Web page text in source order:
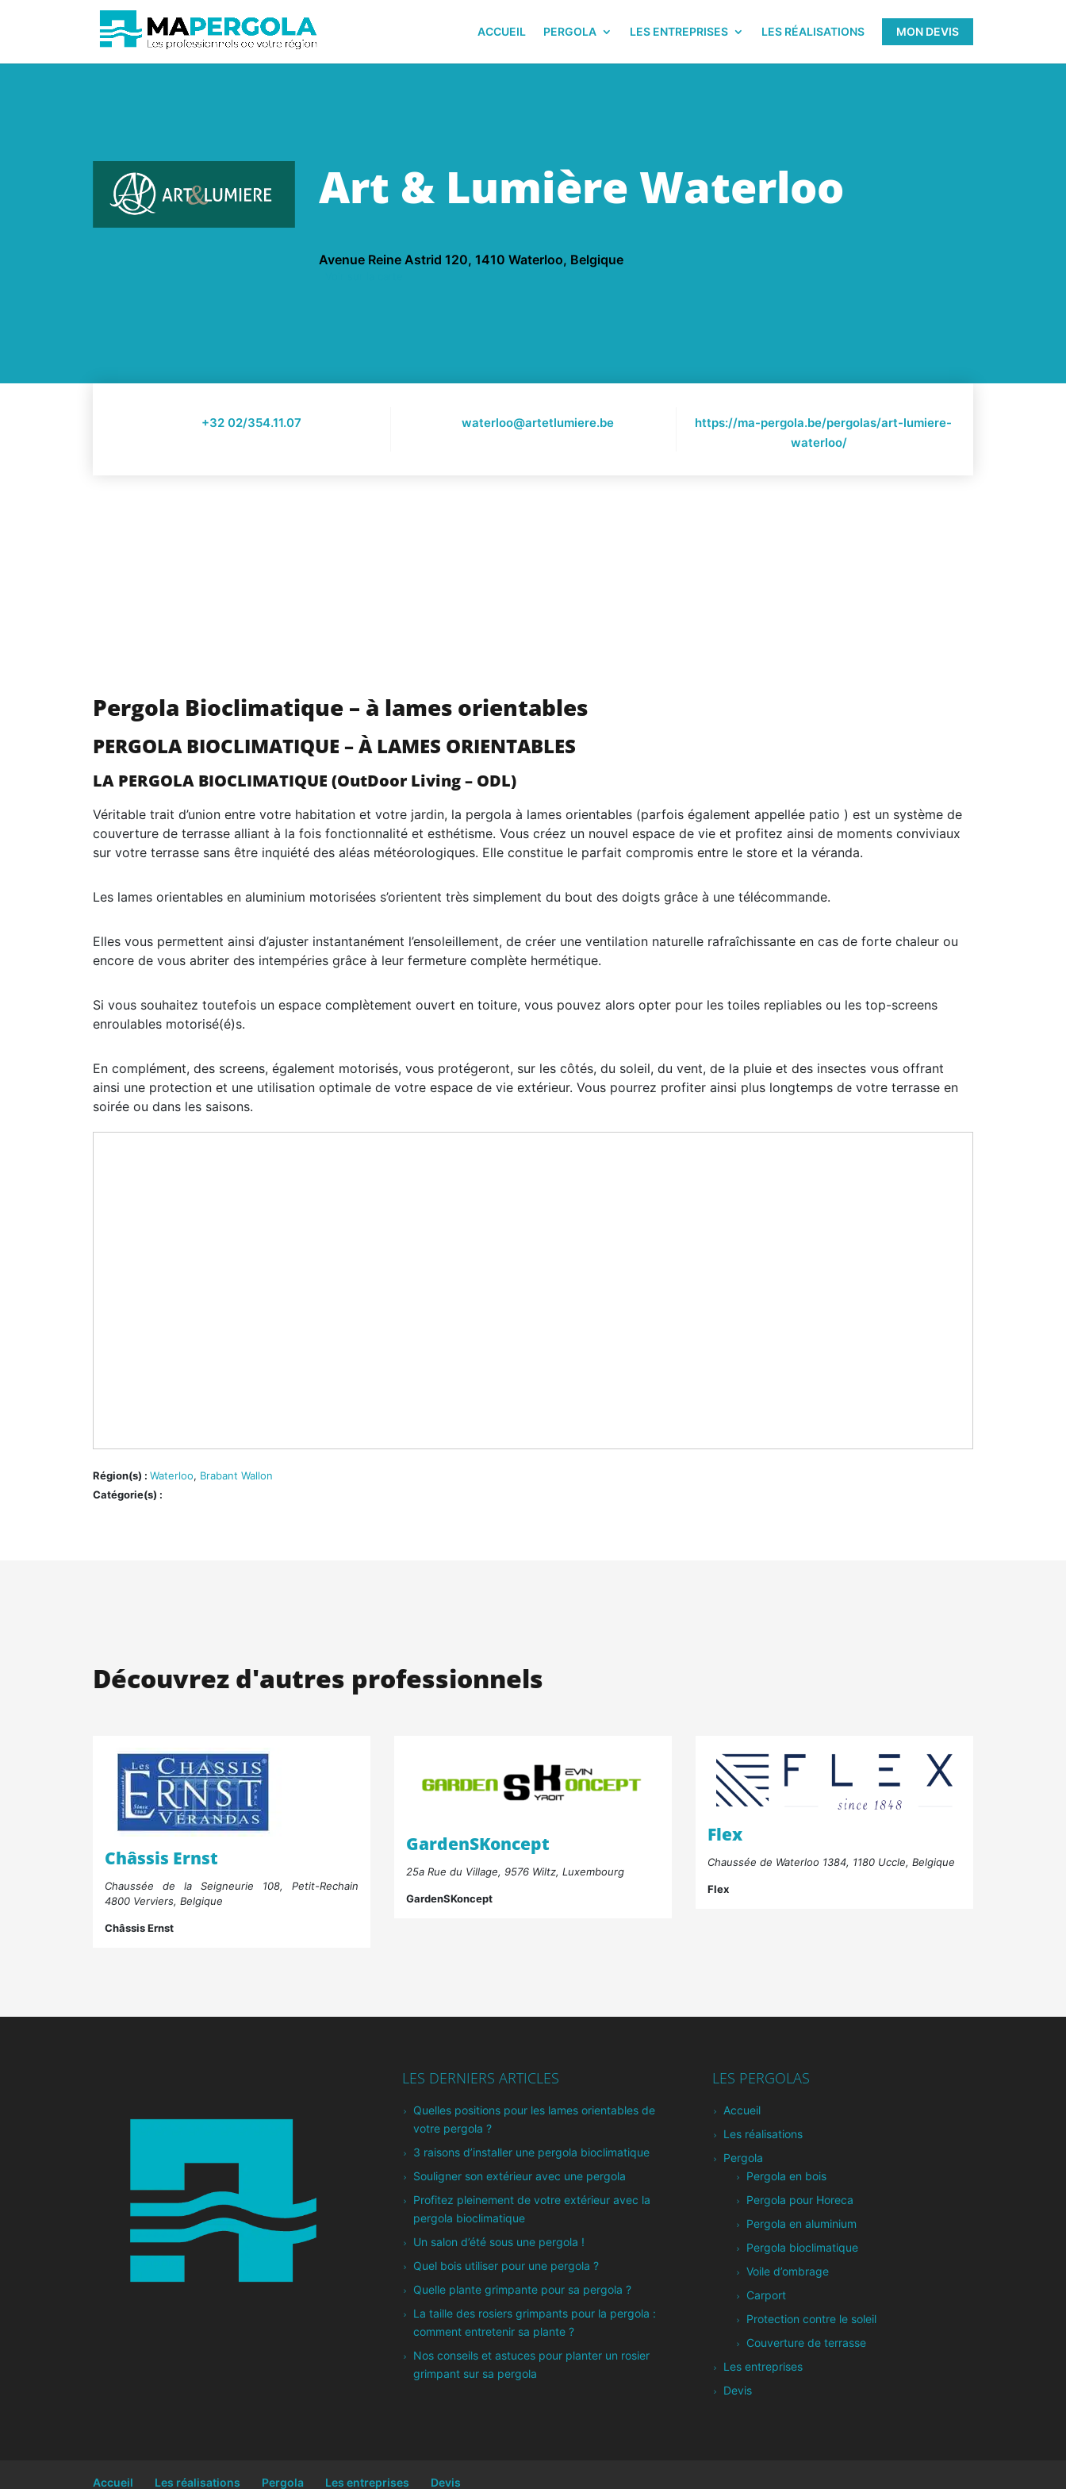
ACCUEIL PERGOLA LES ENTREPRISES LES RÉALISATIONS MON DEVIS
Art & Lumière Waterloo
Avenue Reine Astrid 120, 1410 Waterloo, Belgique
+32 02/354.11.07 waterloo@artetlumiere.be
https://ma-pergola.be/pergolas/art-lumiere-
waterloo/
Pergola Bioclimatique – à lames orientables
PERGOLA BIOCLIMATIQUE – À LAMES ORIENTABLES
LA PERGOLA BIOCLIMATIQUE (OutDoor Living – ODL)
Véritable trait d’union entre votre habitation et votre jardin, la pergola à lames orientables (parfois également appellée patio ) est un système de
couverture de terrasse alliant à la fois fonctionnalité et esthétisme. Vous créez un nouvel espace de vie et profitez ainsi de moments conviviaux
sur votre terrasse sans être inquiété des aléas météorologiques. Elle constitue le parfait compromis entre le store et la véranda.
Les lames orientables en aluminium motorisées s’orientent très simplement du bout des doigts grâce à une télécommande.
Elles vous permettent ainsi d’ajuster instantanément l’ensoleillement, de créer une ventilation naturelle rafraîchissante en cas de forte chaleur ou
encore de vous abriter des intempéries grâce à leur fermeture complète hermétique.
Si vous souhaitez toutefois un espace complètement ouvert en toiture, vous pouvez alors opter pour les toiles repliables ou les top-screens
enroulables motorisé(é)s.
En complément, des screens, également motorisés, vous protégeront, sur les côtés, du soleil, du vent, de la pluie et des insectes vous offrant
ainsi une protection et une utilisation optimale de votre espace de vie extérieur. Vous pourrez profiter ainsi plus longtemps de votre terrasse en
soirée ou dans les saisons.
Région(s) : Waterloo, Brabant Wallon
Catégorie(s) :
Découvrez d'autres professionnels
Châssis Ernst
Chaussée de la Seigneurie 108, Petit-Rechain
4800 Verviers, Belgique
Châssis Ernst
GardenSKoncept
25a Rue du Village, 9576 Wiltz, Luxembourg
GardenSKoncept
Flex
Chaussée de Waterloo 1384, 1180 Uccle, Belgique
Flex
LES DERNIERS ARTICLES
Quelles positions pour les lames orientables de
votre pergola ?
3 raisons d’installer une pergola bioclimatique
Souligner son extérieur avec une pergola
Profitez pleinement de votre extérieur avec la
pergola bioclimatique
Un salon d’été sous une pergola !
Quel bois utiliser pour une pergola ?
Quelle plante grimpante pour sa pergola ?
La taille des rosiers grimpants pour la pergola :
comment entretenir sa plante ?
Nos conseils et astuces pour planter un rosier
grimpant sur sa pergola
LES PERGOLAS
Accueil
Les réalisations
Pergola
Pergola en bois
Pergola pour Horeca
Pergola en aluminium
Pergola bioclimatique
Voile d’ombrage
Carport
Protection contre le soleil
Couverture de terrasse
Les entreprises
Devis
Accueil Les réalisations Pergola Les entreprises Devis